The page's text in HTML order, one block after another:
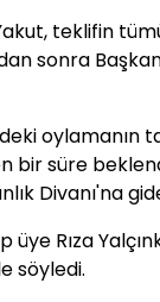
teklifin
sonra
oylamanın
bir süre
Divanı'na
üye Rıza
söyledi.